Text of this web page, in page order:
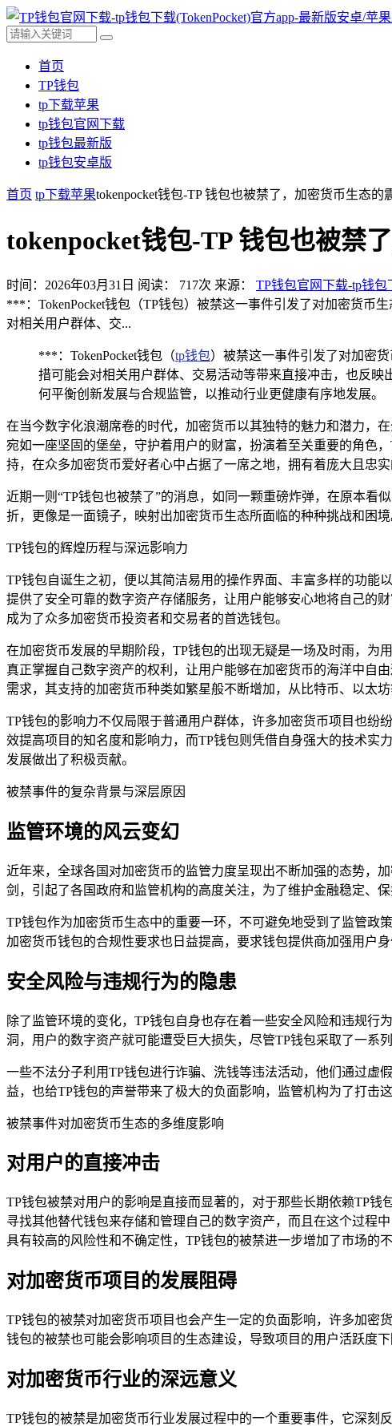
首页
TP钱包
tp下载苹果
tp钱包官网下载
tp钱包最新版
tp钱包安卓版
首页 tp下载苹果tokenpocket钱包-TP 钱包也被禁了，加密货币生态的
tokenpocket钱包-TP 钱包也被禁
时间：2026年03月31日 阅读： 717次 来源： TP钱包官网下载-tp钱包
***：TokenPocket钱包（TP钱包）被禁这一事件引发了对加密货币
对相关用户群体、交...
***：TokenPocket钱包（tp钱包）被禁这一事件引发了对加密
措可能会对相关用户群体、交易活动等带来直接冲击，也反
何平衡创新发展与合规监管，以推动行业更健康有序地发展。
在当今数字化浪潮席卷的时代，加密货币以其独特的魅力和潜力，
宛如一座坚固的堡垒，守护着用户的财富，扮演着至关重要的角色
持，在众多加密货币爱好者心中占据了一席之地，拥有着庞大且忠实
近期一则“TP钱包也被禁了”的消息，如同一颗重磅炸弹，在原本
折，更像是一面镜子，映射出加密货币生态所面临的种种挑战和困境
TP钱包的辉煌历程与深远影响力
TP钱包自诞生之初，便以其简洁易用的操作界面、丰富多样的功能
提供了安全可靠的数字资产存储服务，让用户能够安心地将自己的
成为了众多加密货币投资者和交易者的首选钱包。
在加密货币发展的早期阶段，TP钱包的出现无疑是一场及时雨，为
真正掌握自己数字资产的权利，让用户能够在加密货币的海洋中自
需求，其支持的加密货币种类如繁星般不断增加，从比特币、以太
TP钱包的影响力不仅局限于普通用户群体，许多加密货币项目也纷
效提高项目的知名度和影响力，而TP钱包则凭借自身强大的技术实
发展做出了积极贡献。
被禁事件的复杂背景与深层原因
监管环境的风云变幻
近年来，全球各国对加密货币的监管力度呈现出不断加强的态势，
剑，引起了各国政府和监管机构的高度关注，为了维护金融稳定、
TP钱包作为加密货币生态中的重要一环，不可避免地受到了监管政
加密货币钱包的合规性要求也日益提高，要求钱包提供商加强用户
安全风险与违规行为的隐患
除了监管环境的变化，TP钱包自身也存在着一些安全风险和违规
洞，用户的数字资产就可能遭受巨大损失，尽管TP钱包采取了一系
一些不法分子利用TP钱包进行诈骗、洗钱等违法活动，他们通过虚
益，也给TP钱包的声誉带来了极大的负面影响，监管机构为了打击
被禁事件对加密货币生态的多维度影响
对用户的直接冲击
TP钱包被禁对用户的影响是直接而显著的，对于那些长期依赖TP
寻找其他替代钱包来存储和管理自己的数字资产，而且在这个过程
具有较高的风险性和不确定性，TP钱包的被禁进一步增加了市场的
对加密货币项目的发展阻碍
TP钱包的被禁对加密货币项目也会产生一定的负面影响，许多加密
钱包的被禁也可能会影响项目的生态建设，导致项目的用户活跃度
对加密货币行业的深远意义
TP钱包的被禁是加密货币行业发展过程中的一个重要事件，它深刻